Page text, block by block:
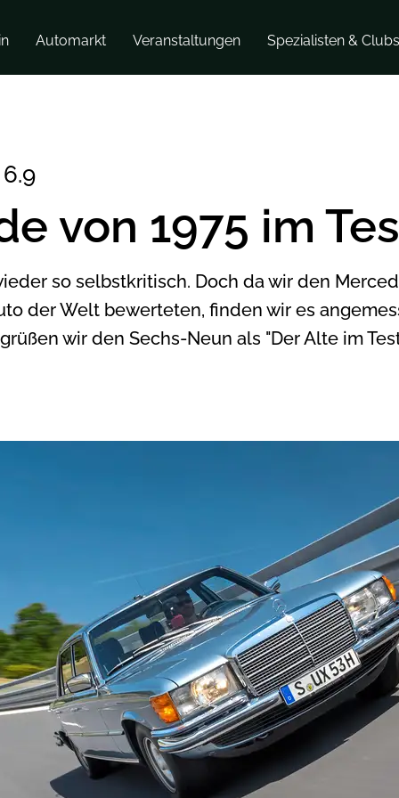
Automarkt Veranstaltungen Spezialisten & Clubs
von 1975 im
so selbstkritisch. Doch da wir den
der Welt bewerteten, finden wir es
wir den Sechs-Neun als "Der Alte im